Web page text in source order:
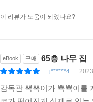
이 리뷰가 도움이 되었나요?
eBook 구매 65층 나무 집
j******4
감독관 뽁뽁이가 뾱뾱이를